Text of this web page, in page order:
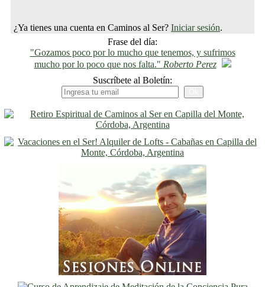
¿Ya tienes una cuenta en Caminos al Ser? Iniciar sesión.
Frase del día:
"Gozamos poco por lo mucho que tenemos, y sufrimos
mucho por lo poco que nos falta." Roberto Perez
Suscríbete al Boletín: